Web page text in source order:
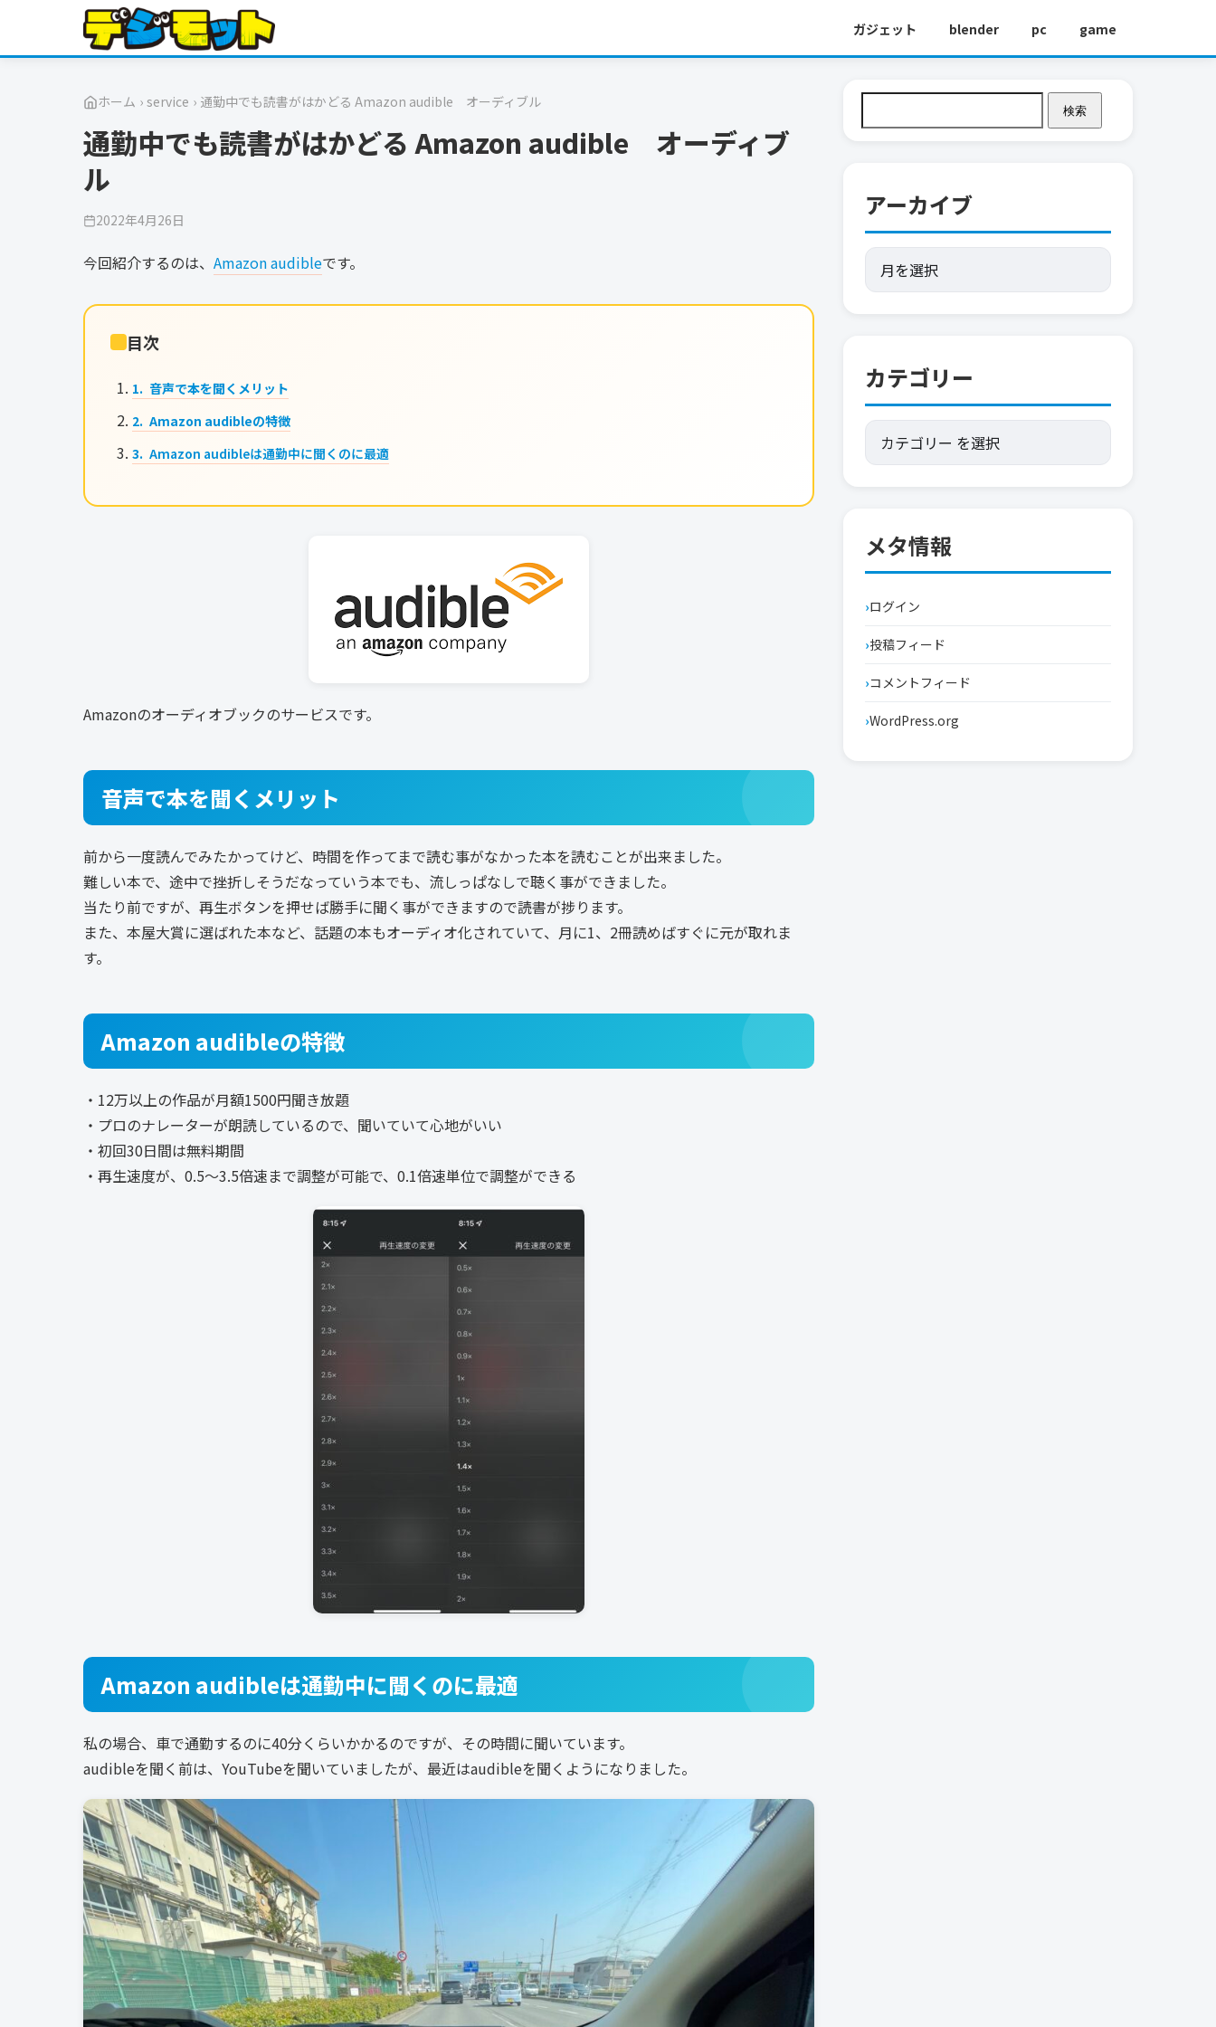
ガジェット blender pc game
ホーム › service › 通勤中でも読書がはかどる Amazon audible オーディブル
通勤中でも読書がはかどる Amazon audible オーディブ
ル
2022年4月26日
今回紹介するのは、 Amazon audibleです。
目次
音声で本を聞くメリット
Amazon audibleの特徴
Amazon audibleは通勤中に聞くのに最適
Amazonのオーディオブックのサービスです。
音声で本を聞くメリット
前から一度読んでみたかってけど、時間を作ってまで読む事がなかった本を読むことが出来ました。
難しい本で、途中で挫折しそうだなっていう本でも、流しっぱなしで聴く事ができました。
当たり前ですが、再生ボタンを押せば勝手に聞く事ができますので読書が捗ります。
また、本屋大賞に選ばれた本など、話題の本もオーディオ化されていて、月に1、2冊読めばすぐに元が取れま
す。
Amazon audibleの特徴
・12万以上の作品が月額1500円聞き放題
・プロのナレーターが朗読しているので、聞いていて心地がいい
・初回30日間は無料期間
・再生速度が、0.5〜3.5倍速まで調整が可能で、0.1倍速単位で調整ができる
Amazon audibleは通勤中に聞くのに最適
私の場合、車で通勤するのに40分くらいかかるのですが、その時間に聞いています。
audibleを聞く前は、YouTubeを聞いていましたが、最近はaudibleを聞くようになりました。
検索
アーカイブ
カテゴリー
メタ情報
ログイン
投稿フィード
コメントフィード
WordPress.org